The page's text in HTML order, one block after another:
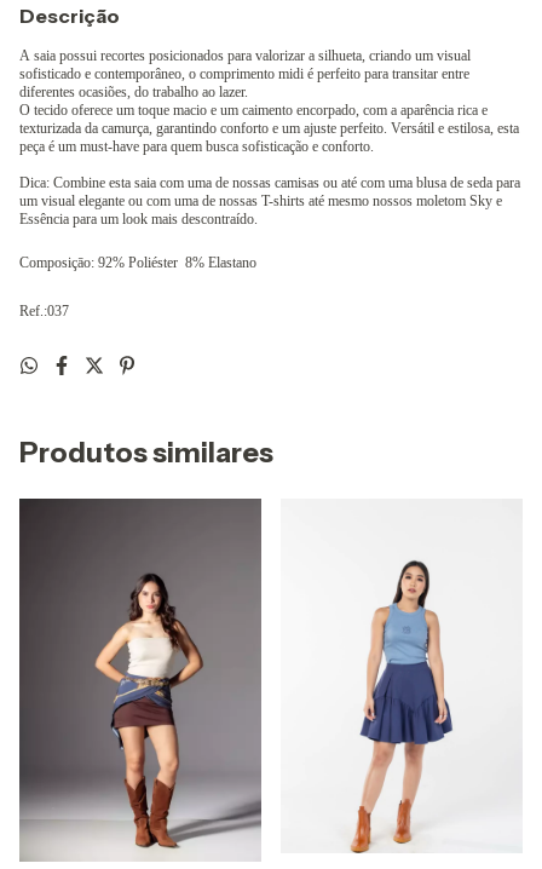
Descrição
A saia possui recortes posicionados para valorizar a silhueta, criando um visual
sofisticado e contemporâneo, o comprimento midi é perfeito para transitar entre
diferentes ocasiões, do trabalho ao lazer.
O tecido oferece um toque macio e um caimento encorpado, com a aparência rica e
texturizada da camurça, garantindo conforto e um ajuste perfeito. Versátil e estilosa, esta
peça é um must-have para quem busca sofisticação e conforto.
Dica: Combine esta saia com uma de nossas camisas ou até com uma blusa de seda para
um visual elegante ou com uma de nossas T-shirts até mesmo nossos moletom Sky e
Essência para um look mais descontraído.
Composiçāo: 92% Poliéster 8% Elastano
Ref.:037
Produtos similares